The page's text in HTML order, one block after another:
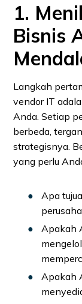
1.
Bisnis
Langkah
vendor IT
Anda. Setiap
berbeda,
strategisnya.
yang perlu
Apa
Apakah
Apakah